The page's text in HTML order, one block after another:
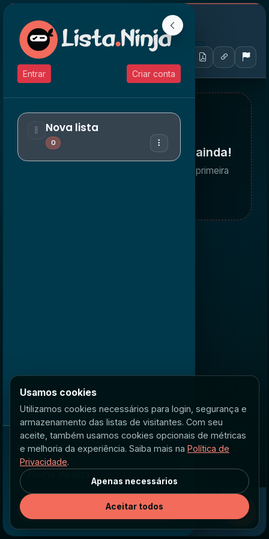
Entrar Criar conta
Nova lista
0
NOVA LISTA
Criar lista
Nova lista
0 de 0 concluídas
Nenhuma tarefa por aqui… ainda!
Use o campo abaixo para adicionar a primeira
Usamos cookies
Utilizamos cookies necessários para login, segurança e
armazenamento das listas de visitantes. Com seu
aceite, também usamos cookies opcionais de métricas
e melhoria da experiência. Saiba mais na Política de
Privacidade.
Apenas necessários
Aceitar todos